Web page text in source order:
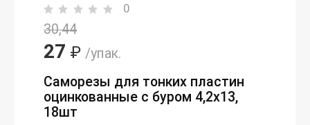
0
30,44
27 ₽ /упак.
Саморезы для тонких пластин
оцинкованные с буром 4,2х13,
18шт